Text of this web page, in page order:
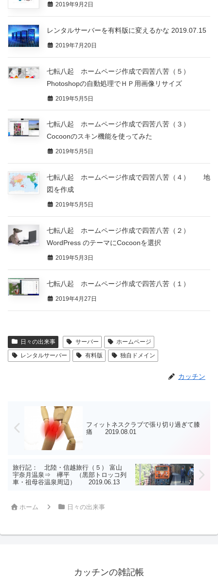
2019年9月2日
レンタルサーバーを有料版に変えるかな 2019.07.15
2019年7月20日
七転八起 ホームページ作成で四苦八苦（５）
Photoshopの自動処理でＨＰ用画像リサイズ
2019年5月5日
七転八起 ホームページ作成で四苦八苦（３）
Cocoonのスキン機能を使ってみた
2019年5月5日
七転八起 ホームページ作成で四苦八苦（４） 地
図を作成
2019年5月5日
七転八起 ホームページ作成で四苦八苦（２）
WordPress のテーマにCocoonを選択
2019年5月3日
七転八起 ホームページ作成で四苦八苦（１）
2019年4月27日
日々の出来事 サーバー
ホームページ
レンタルサーバー
有料版 独自ドメイン
カッチン
フィットネスクラブで張り切り過ぎて膝
痛 2019.08.01
旅行記： 北陸・信越旅行（５） 富山
宇奈月温泉⇒ 欅平 （黒部トロッコ列
車・祖母谷温泉周辺） 2019.06.13
ホーム 日々の出来事
カッチンの雑記帳